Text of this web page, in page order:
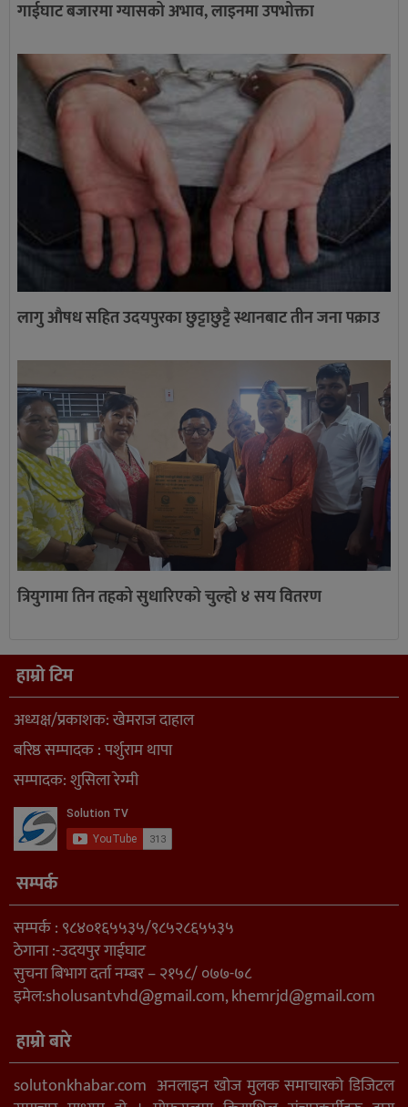
गाईघाट बजारमा ग्यासको अभाव, लाइनमा उपभोक्ता
लागु औषध सहित उदयपुरका छुट्टाछुट्टै स्थानबाट तीन जना पक्राउ
त्रियुगामा तिन तहको सुधारिएको चुल्हो ४ सय वितरण
हाम्रो टिम
अध्यक्ष/प्रकाशक: खेमराज दाहाल
बरिष्ठ सम्पादक : पर्शुराम थापा
सम्पादक: शुसिला रेग्मी
सम्पर्क
सम्पर्क : ९८४०१६५५३५/९८५२८६५५३५
ठेगाना :-उदयपुर गाईघाट
सुचना बिभाग दर्ता नम्बर – २१५८/ ०७७-७८
इमेल:sholusantvhd@gmail.com,khemrjd@gmail.com
हाम्रो बारे
solutonkhabar.com अनलाइन खोज मुलक समाचारको डिजिटल